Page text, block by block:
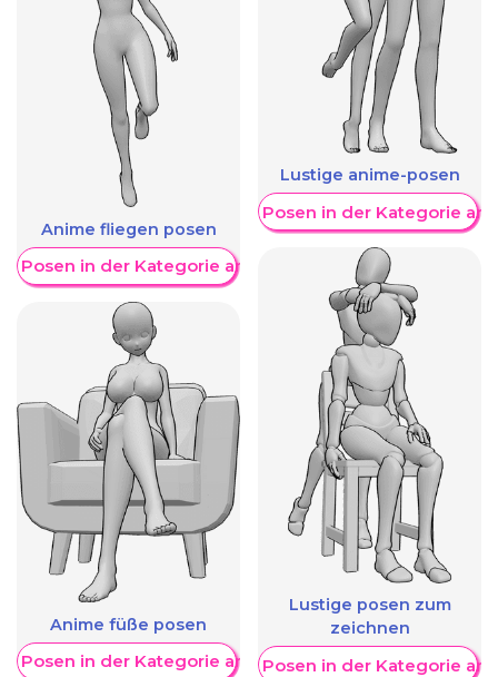
Anime fliegen posen
Posen in der Kategorie anzeigen
Anime füße posen
Posen in der Kategorie anzeigen
Lustige anime-posen
Weitere Posen in der Kategorie
Lustige posen zum
zeichnen
Weitere Posen in der Kategorie